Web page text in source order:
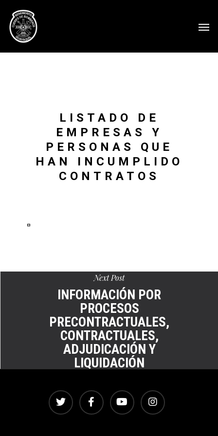
LISTADO DE
EMPRESAS Y
PERSONAS QUE
HAN INCUMPLIDO
CONTRATOS
Next Post
INFORMACIÓN POR
PROCESOS
PRECONTRACTUALES,
CONTRACTUALES,
ADJUDICACIÓN Y
LIQUIDACIÓN